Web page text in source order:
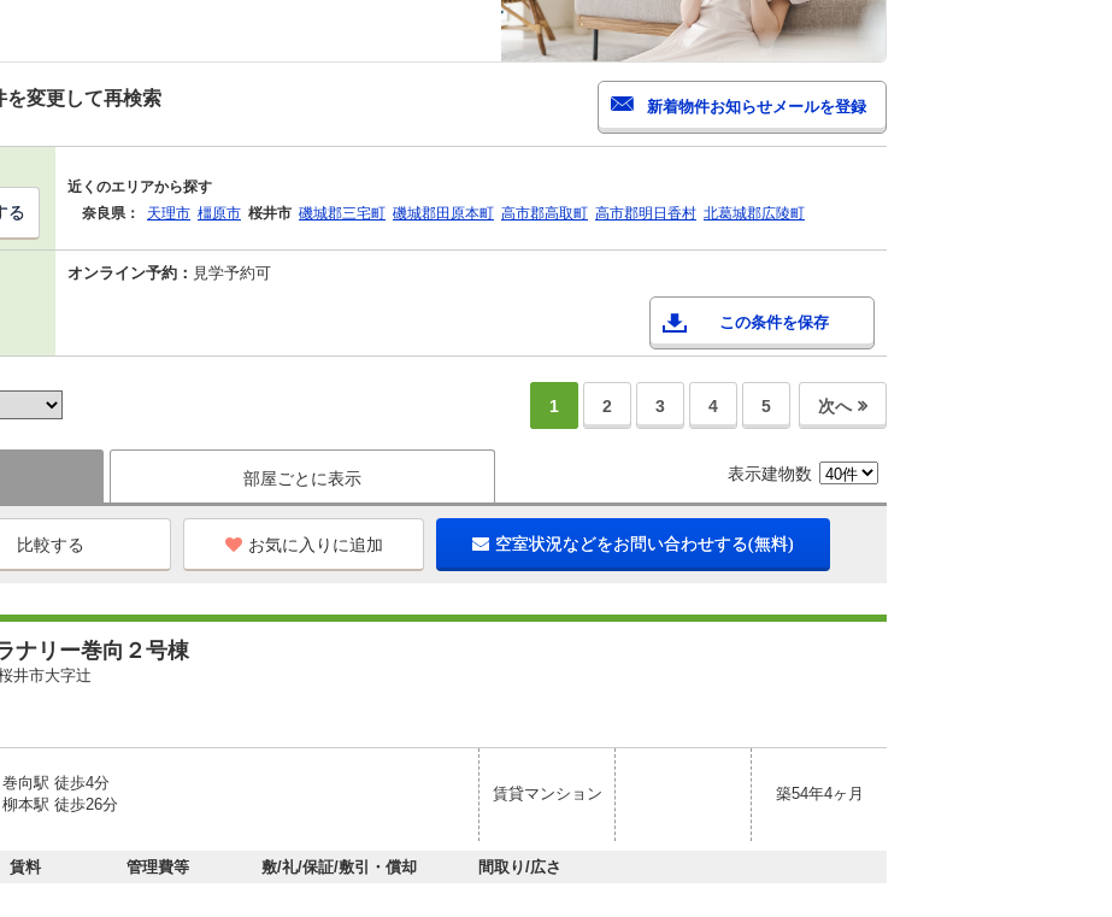
を変更して再検索
近くのエリアから探す
奈良県：
天理市 橿原市 桜井市 磯城郡三宅町 磯城郡田原本町 高市郡高取町 高市郡明日香村 北葛城郡広陵町
る
オンライン予約： 見学予約可
この条件を保存
1 2 3 4 5 次へ
部屋ごとに表示 表示建物数
お気に入りに追加 空室状況などをお問い合わせする(無料)
ナリー巻向２号棟
井市大字辻
向駅 徒歩4分
本駅 徒歩26分
賃貸マンション 築54年4ヶ月
賃料 管理費等 敷/礼/保証/敷引・償却 間取り/広さ